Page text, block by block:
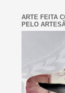
ARTE FEITA
PELO